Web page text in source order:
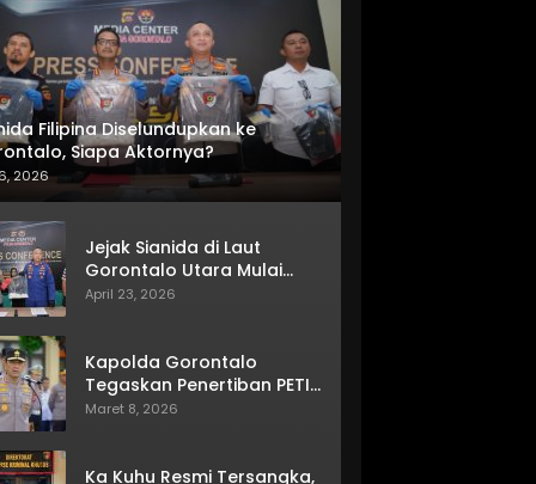
Filipina Diselundupkan ke
Siapa Aktornya?
2026
Jejak Sianida di Laut
Gorontalo Utara Mulai
Terkuak
April 23, 2026
Kapolda Gorontalo
Tegaskan Penertiban PETI
Terus Berjalan
Maret 8, 2026
Ka Kuhu Resmi Tersangka,